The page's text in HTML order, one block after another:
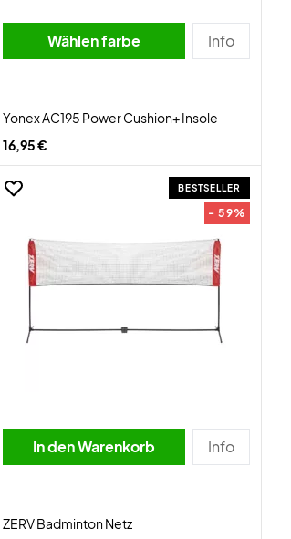
Wählen farbe Info
Yonex AC195 Power Cushion+ Insole
16,95 €
BESTSELLER
- 59%
In den Warenkorb Info
ZERV Badminton Netz